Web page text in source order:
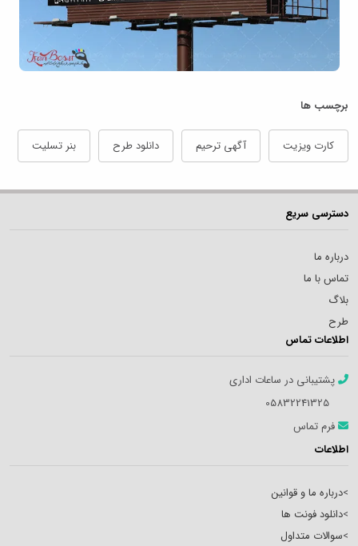
برچسب ها
کارت ویزیت آگهی ترحیم دانلود طرح بنر تسلیت
دسترسی سریع
درباره ما
تماس با ما
بلاگ
طرح
اطلاعات تماس
پشتیبانی در ساعات اداری
05832241325
فرم تماس
اطلاعات
>درباره ما و قوانین
>دانلود فونت ها
>سوالات متداول